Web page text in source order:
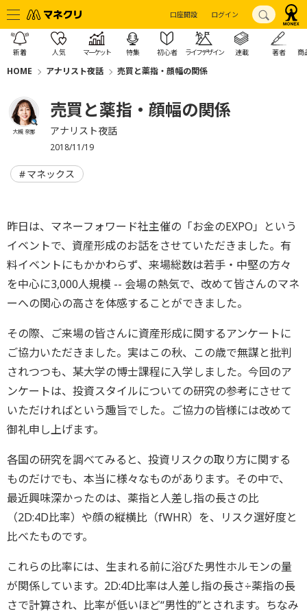
口座開設 ログイン
新着 人気 マーケット 特集 初心者 ライフデザイン 連載 著者 商
HOME アナリスト夜話 売買と薬指・顔幅の関係
大槻 奈那
売買と薬指・顔幅の関係
アナリスト夜話
2018/11/19
マネックス
昨日は、マネーフォワード社主催の「お金のEXPO」という
イベントで、資産形成のお話をさせていただきました。有
料イベントにもかかわらず、来場総数は若手・中堅の方々
を中心に3,000人規模 -- 会場の熱気で、改めて皆さんのマネ
ーへの関心の高さを体感することができました。
その際、ご来場の皆さんに資産形成に関するアンケートに
ご協力いただきました。実はこの秋、この歳で無謀と批判
されつつも、某大学の博士課程に入学しました。今回のア
ンケートは、投資スタイルについての研究の参考にさせて
いただければという趣旨でした。ご協力の皆様には改めて
御礼申し上げます。
各国の研究を調べてみると、投資リスクの取り方に関する
ものだけでも、本当に様々なものがあります。その中で、
最近興味深かったのは、薬指と人差し指の長さの比
（2D:4D比率）や顔の縦横比（fWHR）を、リスク選好度と
比べたものです。
これらの比率には、生まれる前に浴びた男性ホルモンの量
が関係しています。2D:4D比率は人差し指の長さ÷薬指の長
さで計算され、比率が低いほど“男性的”とされます。ちなみ